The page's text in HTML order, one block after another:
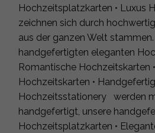
Hochzeitsplatzkarten • Luxus
zeichnen sich durch
aus der ganzen Welt
handgefertigten eleganten
Romantische Hochzeitskarten
Hochzeitskarten •
Hochzeitsstationery werden
handgefertigt, unsere
Hochzeitsplatzkarten •